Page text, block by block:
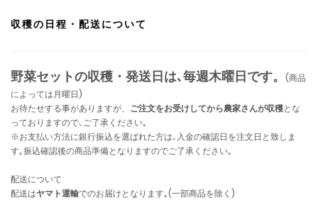
収穫の日程・配送について
野菜セットの収穫・発送日は､毎週木曜日です。
(商品
によっては月曜日)
お待たせする事がありますが、 ご注文をお受けしてから農家さんが収穫とな
っておりますので､ご了承ください｡
※お支払い方法に銀行振込を選ばれた方は､入金の確認日を注文日と致しま
す｡振込確認後の商品準備となりますのでご了承ください｡
配送について
配送はヤマト運輸でのお届けとなります｡(一部商品を除く)